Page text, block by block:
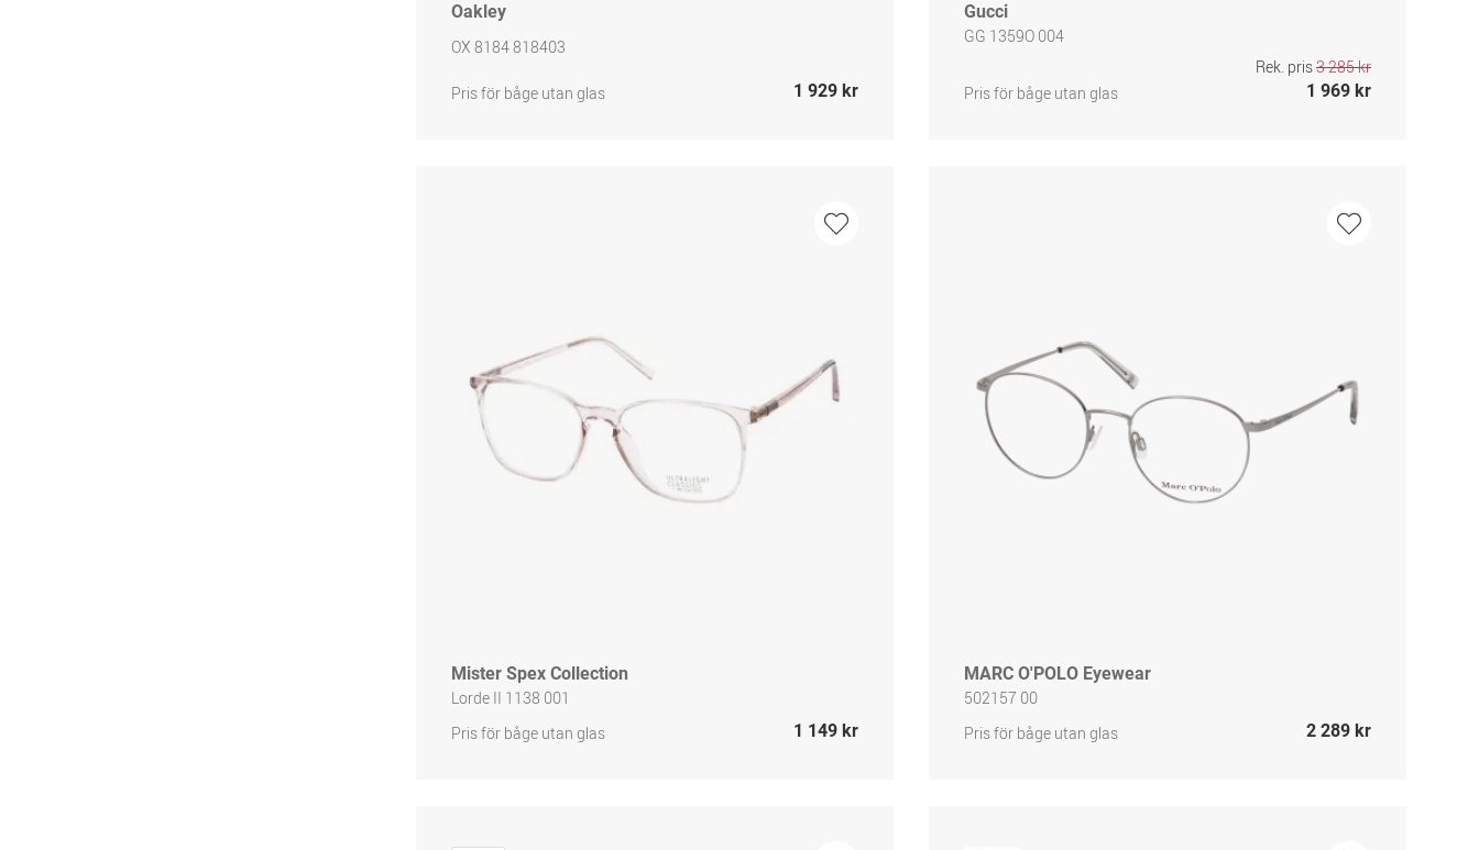
Oakley
OX 8184 818403
Pris för båge utan glas 1 929 kr
Gucci
GG 1359O 004
Pris för båge utan glas
Rek. pris3 285 kr
1 969 kr
Mister Spex Collection
Lorde II 1138 001
Pris för båge utan glas
1 149 kr
MARC O'POLO Eyewear
502157 00
Pris för båge utan glas
2 289 kr